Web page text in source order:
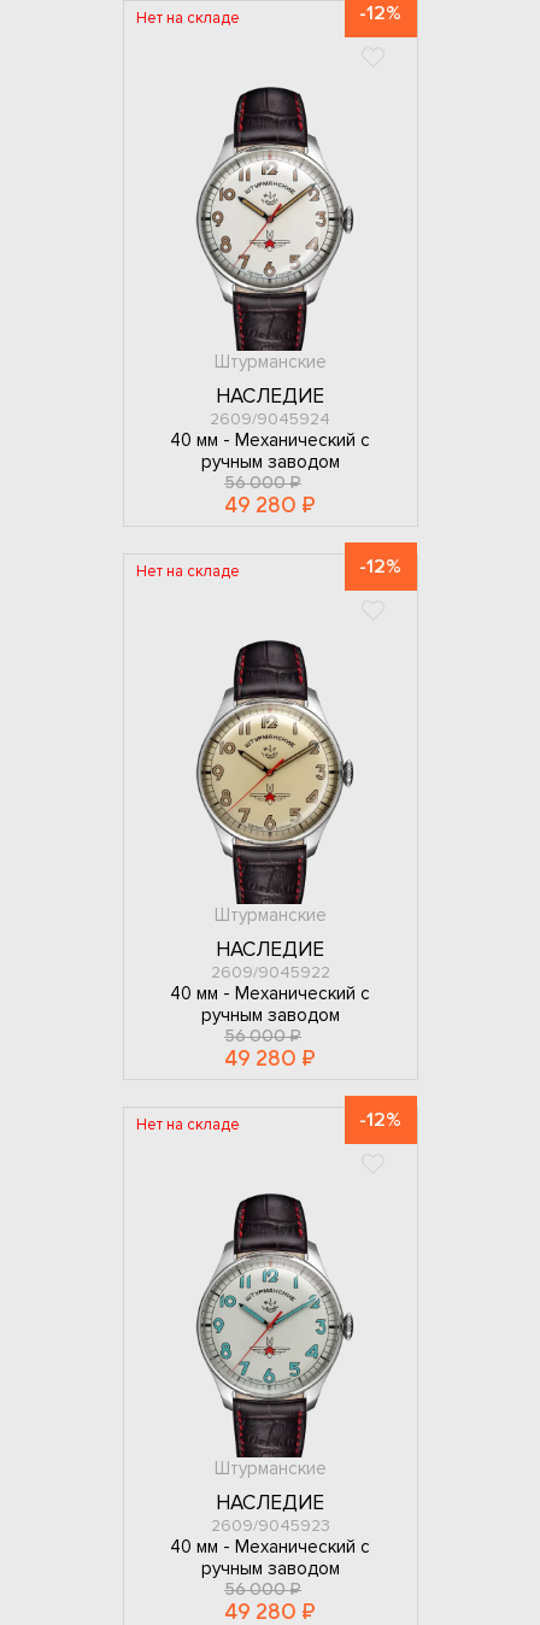
Нет на складе -12%
Штурманские
НАСЛЕДИЕ
2609/9045924
40 мм - Механический с
ручным заводом
56 000 ₽
49 280 ₽
Нет на складе -12%
Штурманские
НАСЛЕДИЕ
2609/9045922
40 мм - Механический с
ручным заводом
56 000 ₽
49 280 ₽
Нет на складе -12%
Штурманские
НАСЛЕДИЕ
2609/9045923
40 мм - Механический с
ручным заводом
56 000 ₽
49 280 ₽